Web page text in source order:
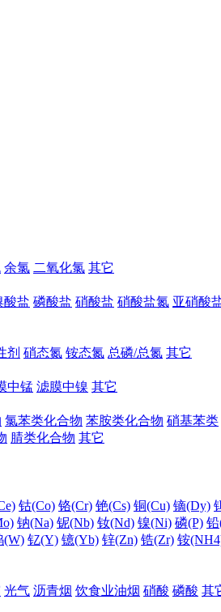
余氯 二氧化氯 其它
酸盐 磷酸盐 硝酸盐 硝酸盐氮 亚硝酸
剂 硝态氮 铵态氮 总磷/总氮 其它
中锰 滤膜中镍 其它
氯苯类化合物 苯胺类化合物 硝基苯类
腈类化合物 其它
钴(Co) 铬(Cr) 铯(Cs) 铜(Cu) 镝(Dy)
钠(Na) 铌(Nb) 钕(Nd) 镍(Ni) 磷(P) 铅
(W) 钇(Y) 镱(Yb) 锌(Zn) 锆(Zr) 铵
光气 沥青烟 饮食业油烟 硝酸 磷酸 其